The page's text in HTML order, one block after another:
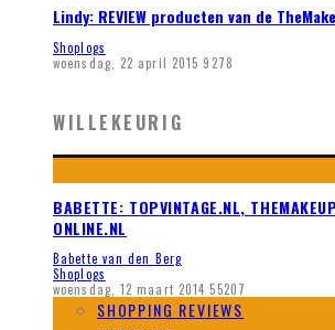
Lindy: REVIEW producten van de
Shoplogs
woensdag, 22 april 2015 9278
WILLEKEURIG
BABETTE: TOPVINTAGE.NL,
ONLINE.NL
Babette van den Berg
Shoplogs
woensdag, 12 maart 2014 55207
SHOPPING REVIEWS